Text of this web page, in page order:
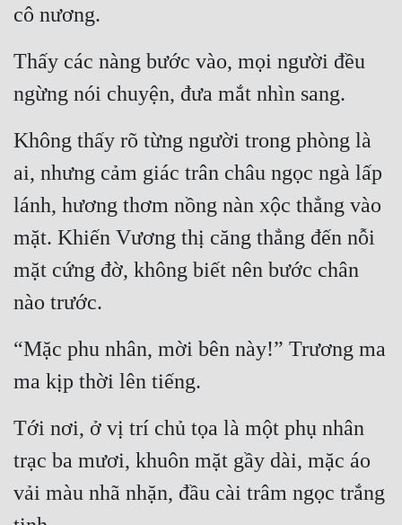
cô nương.
Thấy các nàng bước vào, mọi người đều
ngừng nói chuyện, đưa mắt nhìn sang.
Không thấy rõ từng người trong phòng là
ai, nhưng cảm giác trân châu ngọc ngà lấp
lánh, hương thơm nồng nàn xộc thẳng vào
mặt. Khiến Vương thị căng thẳng đến nỗi
mặt cứng đờ, không biết nên bước chân
nào trước.
“Mặc phu nhân, mời bên này!” Trương ma
ma kịp thời lên tiếng.
Tới nơi, ở vị trí chủ tọa là một phụ nhân
trạc ba mươi, khuôn mặt gầy dài, mặc áo
vải màu nhã nhặn, đầu cài trâm ngọc trắng